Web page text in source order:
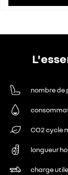
nombre de
CO2 cycle
longueur
charge